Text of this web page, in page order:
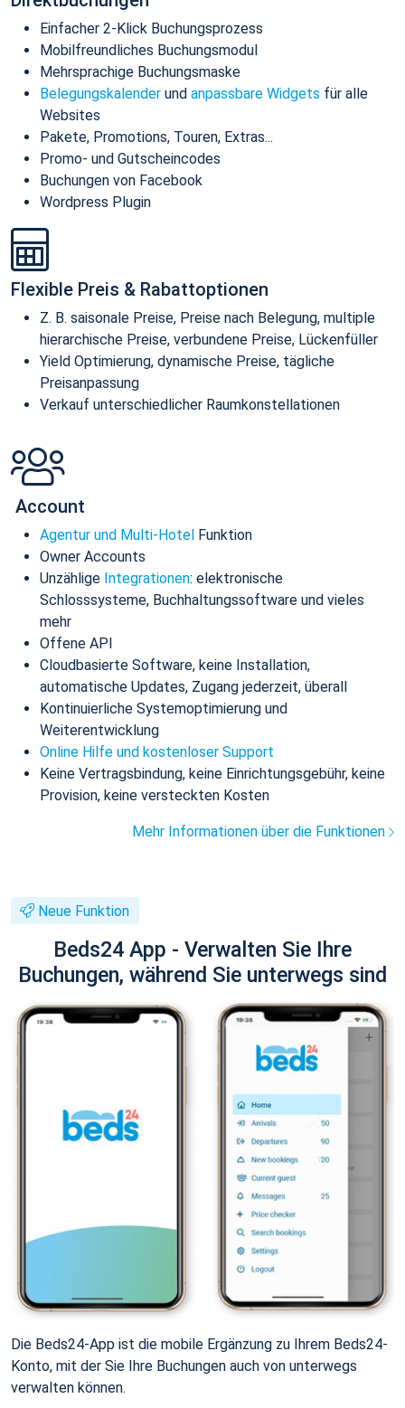
Einfacher 2-Klick Buchungsprozess
Mobilfreundliches Buchungsmodul
Mehrsprachige Buchungsmaske
Belegungskalender und anpassbare Widgets für alle
Websites
Pakete, Promotions, Touren, Extras...
Promo- und Gutscheincodes
Buchungen von Facebook
Wordpress Plugin
Flexible Preis & Rabattoptionen
Z. B. saisonale Preise, Preise nach Belegung, multiple
hierarchische Preise, verbundene Preise, Lückenfüller
Yield Optimierung, dynamische Preise, tägliche
Preisanpassung
Verkauf unterschiedlicher Raumkonstellationen
Account
Agentur und Multi-Hotel Funktion
Owner Accounts
Unzählige Integrationen: elektronische
Schlosssysteme, Buchhaltungssoftware und vieles
mehr
Offene API
Cloudbasierte Software, keine Installation,
automatische Updates, Zugang jederzeit, überall
Kontinuierliche Systemoptimierung und
Weiterentwicklung
Online Hilfe und kostenloser Support
Keine Vertragsbindung, keine Einrichtungsgebühr, keine
Provision, keine versteckten Kosten
Mehr Informationen über die Funktionen
Neue Funktion
Beds24 App - Verwalten Sie Ihre
Buchungen, während Sie unterwegs sind
Die Beds24-App ist die mobile Ergänzung zu Ihrem Beds24-
Konto, mit der Sie Ihre Buchungen auch von unterwegs
verwalten können.